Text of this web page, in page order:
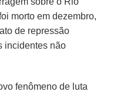
morto em dezembro,
de repressão
incidentes não
fenômeno de luta